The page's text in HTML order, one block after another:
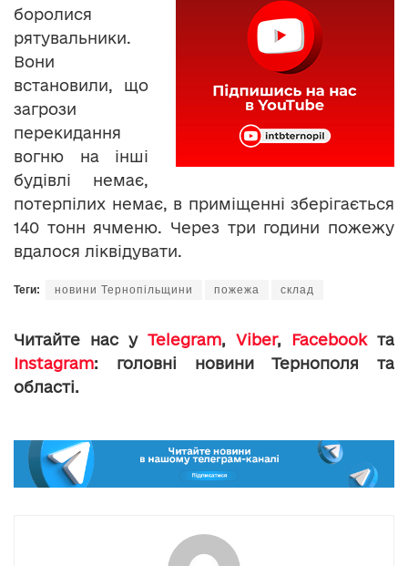
боролися
рятувальники.
Вони
встановили, що
загрози
перекидання
вогню на інші
будівлі немає,
потерпілих немає, в приміщенні зберігається
140 тонн ячменю. Через три години пожежу
вдалося ліквідувати.
Теги: новини Тернопільщини пожежа склад
Читайте нас у Telegram, Viber, Facebookта
Instagram: головні новини Тернополя та
області.